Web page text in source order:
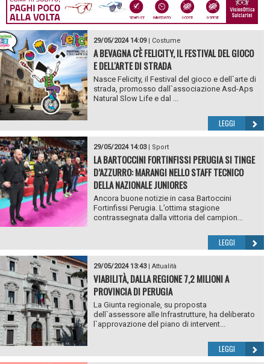
29/05/2024 14:09| Costume
A BEVAGNA C'È FELICITY, IL FESTIVAL DEL GIOCO
E DELL'ARTE DI STRADA
Nasce Felicity, il Festival del gioco e dell`arte di
strada, promosso dall`associazione Asd-Aps
Natural Slow Life e dal ...
LEGGI
29/05/2024 14:03| Sport
LA BARTOCCINI FORTINFISSI PERUGIA SI TINGE
D’AZZURRO: MARANGI NELLO STAFF TECNICO
DELLA NAZIONALE JUNIORES
Ancora buone notizie in casa Bartoccini
Fortinfissi Perugia. L’ottima stagione
contrassegnata dalla vittoria del campion...
LEGGI
29/05/2024 13:43| Attualità
VIABILITÀ, DALLA REGIONE 7,2 MILIONI A
PROVINCIA DI PERUGIA
La Giunta regionale, su proposta
dell`assessore alle Infrastrutture, ha deliberato
l`approvazione del piano di intervent...
LEGGI